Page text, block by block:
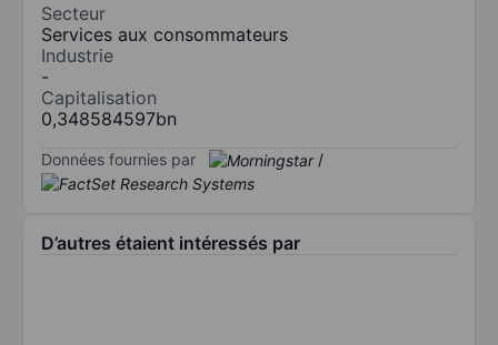
Secteur
Services aux consommateurs
Industrie
-
Capitalisation
0,348584597bn
Données fournies par /
D’autres étaient intéressés par